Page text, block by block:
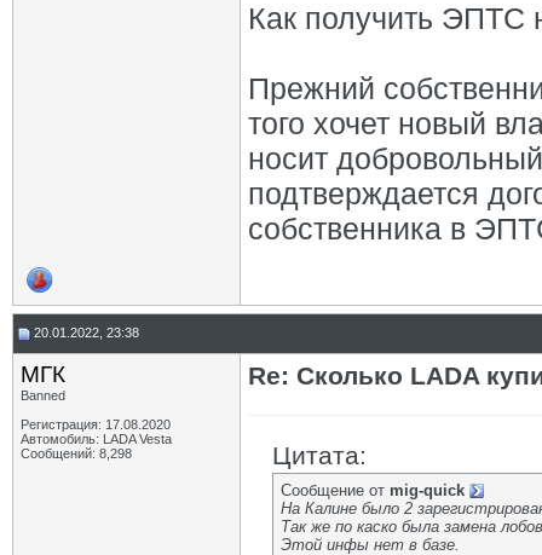
Как получить ЭПТС
Прежний
того хочет новый
носит
подтверждается
собственника в
20.01.2022, 23:38
МГК
Banned
Регистрация: 17.08.2020
Автомобиль: LADA Vesta
Сообщений: 8,298
Re: Сколько LADA
Цитата:
Сообщение от mig-quick
На Калине было 2
Так же по каско была замена
Этой инфы нет в базе.